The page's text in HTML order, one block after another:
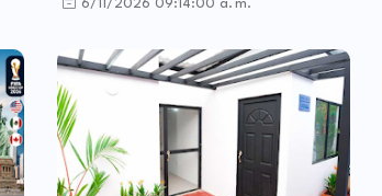
6/11/2026 09:14:00 a. m.